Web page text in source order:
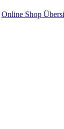
Online Shop